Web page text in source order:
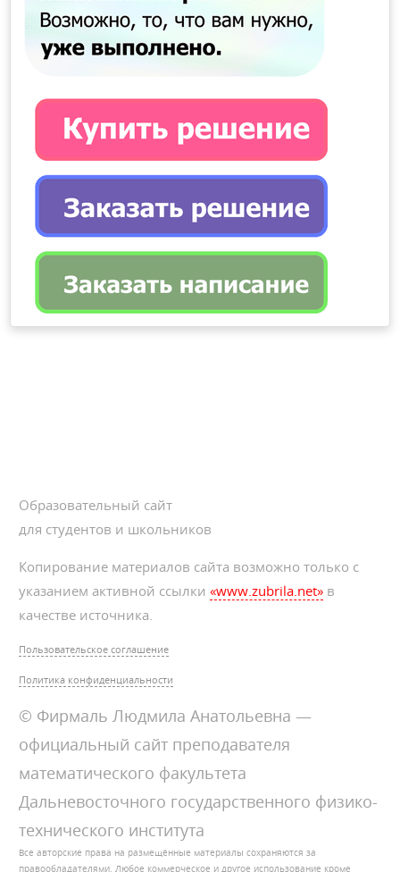
Образовательный сайт
для студентов и школьников
Копирование материалов сайта возможно только с
указанием активной ссылки«www.zubrila.net» в
качестве источника.
Пользовательское соглашение
Политика конфиденциальности
© Фирмаль Людмила Анатольевна —
официальный сайт преподавателя
математического факультета
Дальневосточного государственного физико-
технического института
Все авторские права на размещённые материалы сохраняются за
правообладателями. Любое коммерческое и другое использование кроме